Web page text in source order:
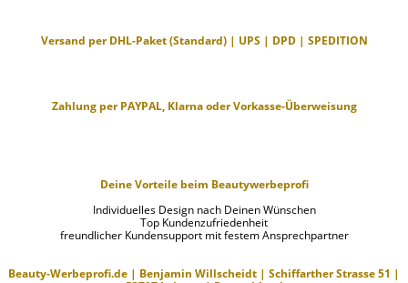
Versand per DHL-Paket (Standard) | UPS | DPD | SPEDITION
Zahlung per PAYPAL, Klarna oder Vorkasse-Überweisung
Deine Vorteile beim Beautywerbeprofi
Individuelles Design nach Deinen Wünschen
Top Kundenzufriedenheit
freundlicher Kundensupport mit festem Ansprechpartner
Beauty-Werbeprofi.de | Benjamin Willscheidt | Schiffarther Strasse 51 |